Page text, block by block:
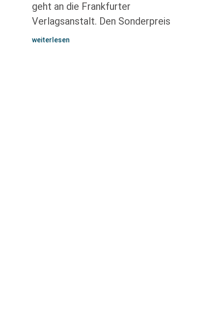
geht an die Frankfurter
Verlagsanstalt. Den Sonderpreis
weiterlesen